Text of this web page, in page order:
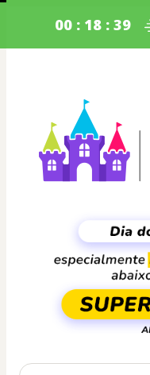
00 : 18 : 39